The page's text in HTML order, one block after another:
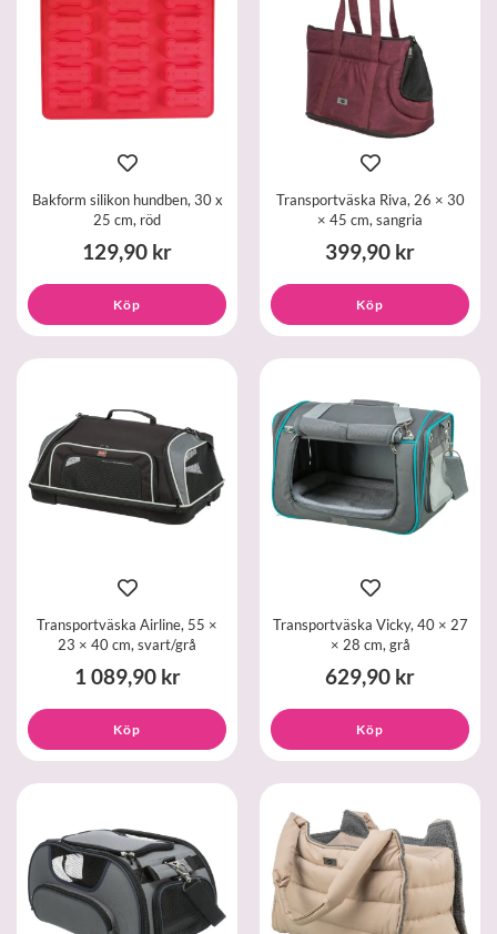
Bakform silikon hundben, 30 x
25 cm, röd
129,90 kr
Köp
Transportväska Riva, 26 × 30
× 45 cm, sangria
399,90 kr
Köp
Transportväska Airline, 55 ×
23 × 40 cm, svart/grå
1 089,90 kr
Köp
Transportväska Vicky, 40 × 27
× 28 cm, grå
629,90 kr
Köp